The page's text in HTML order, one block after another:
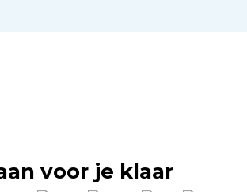
voor je klaar
Het resultaat van +30 jaar investeren
mensen. Met de focus op innovatie